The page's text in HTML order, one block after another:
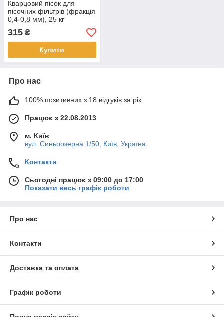
Кварцовий пісок для
пісочних фільтрів (фракція
0,4-0,8 мм), 25 кг
(Україна)
315 ₴
Купити
Про нас
100% позитивних з 18 відгуків за рік
Працює з 22.08.2013
м. Київ
вул. Синьоозерна 1/50, Київ, Україна
Контакти
Сьогодні працює з 09:00 до 17:00
Показати весь графік роботи
Про нас
Контакти
Доставка та оплата
Графік роботи